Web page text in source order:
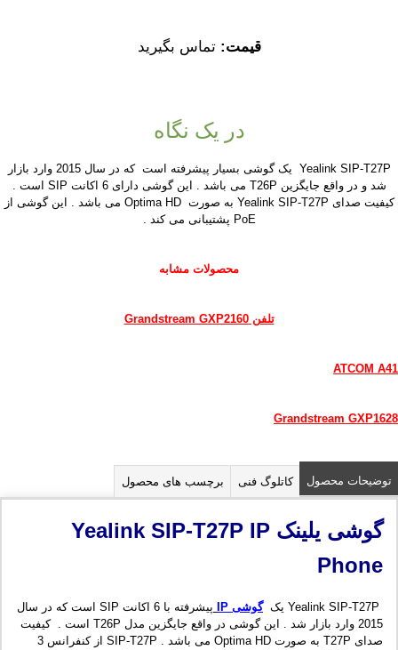
قیمت:تماس بگیرید
در یک نگاه
Yealink SIP-T27P یک گوشی بسیار پیشرفته است که در سال 2015 وارد بازار
شد و در واقع جایگزین T26P می باشد . این گوشی دارای 6 اکانت SIP است .
کیفیت صدای Yealink SIP-T27P به صورت Optima HD می باشد . این گوشی از
PoE پشتیبانی می کند .
محصولات مشابه
تلفن Grandstream GXP2160
ATCOM A41
Grandstream GXP1628
توضیحات محصول کاتلوگ فنی برچسب های محصول
گوشی یلینک Yealink SIP-T27P IP
Phone
Yealink SIP-T27P یک گوشی IP
پیشرفته با 6 اکانت SIP است که در سال
2015 وارد بازار شد . این گوشی در واقع جایگزین مدل T26P است . کیفیت
صدای T27P به صورت Optima HD می باشد . SIP-T27P از کنفرانس 3